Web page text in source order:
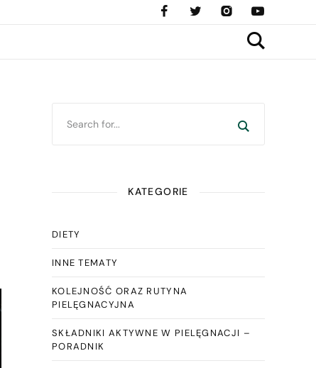
KATEGORIE
DIETY
INNE TEMATY
KOLEJNOŚĆ ORAZ RUTYNA
PIELĘGNACYJNA
SKŁADNIKI AKTYWNE W PIELĘGNACJI –
PORADNIK